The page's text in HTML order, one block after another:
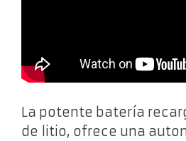
La potente batería
de litio, ofrece una